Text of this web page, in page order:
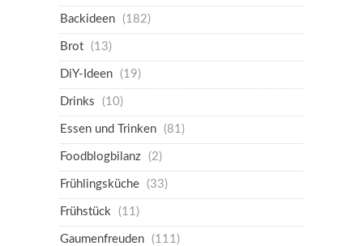
Backideen (182)
Brot (13)
DiY-Ideen (19)
Drinks (10)
Essen und Trinken (81)
Foodblogbilanz (2)
Frühlingsküche (33)
Frühstück (11)
Gaumenfreuden (111)